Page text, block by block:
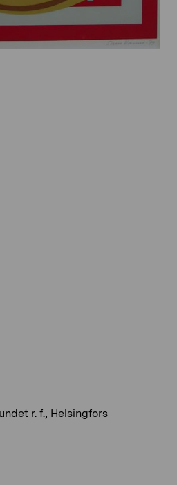
r. f., Helsingfors